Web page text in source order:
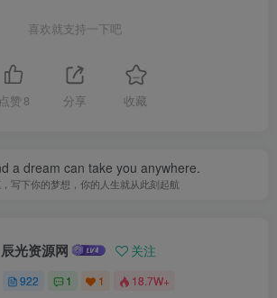
喜欢就支持一下吧
点赞 8 分享 收藏
a dream can take you anywhere.
写下你的梦想，你的人生就从此刻起航
辰光资源网 关注
922 1 1 18.7W+